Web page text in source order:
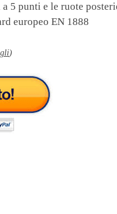
5 punti e le ruote
europeo EN 1888
)